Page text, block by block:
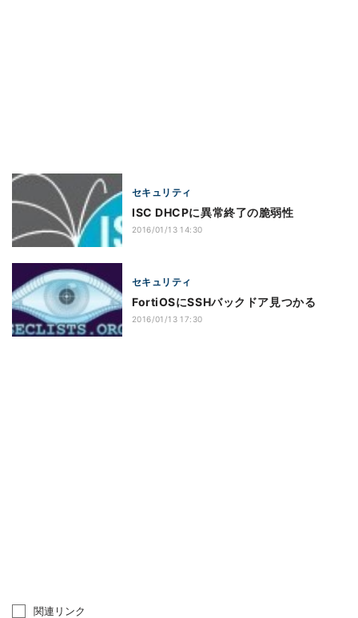
セキュリティ
ISC DHCPに異常終了の脆弱性
2016/01/13 14:30
セキュリティ
FortiOSにSSHバックドア見つかる
2016/01/13 17:30
関連リンク